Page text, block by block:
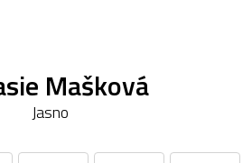
Mašková
Jasno